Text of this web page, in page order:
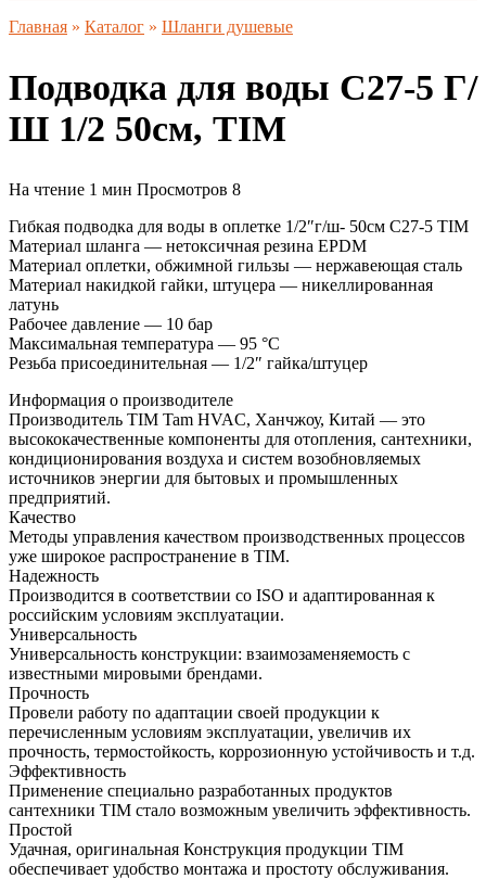
Главная » Каталог » Шланги душевые
Подводка для воды C27-5 Г/
Ш 1/2 50см, TIM
На чтение 1 мин Просмотров 8
Гибкая подводка для воды в оплетке 1/2″г/ш- 50см C27-5 TIM
Материал шланга — нетоксичная резина EPDM
Материал оплетки, обжимной гильзы — нержавеющая сталь
Материал накидкой гайки, штуцера — никеллированная
латунь
Рабочее давление — 10 бар
Максимальная температура — 95 °С
Резьба присоединительная — 1/2″ гайка/штуцер
Информация о производителе
Производитель TIM Tam HVAC, Ханчжоу, Китай — это
высококачественные компоненты для отопления, сантехники,
кондиционирования воздуха и систем возобновляемых
источников энергии для бытовых и промышленных
предприятий.
Качество
Методы управления качеством производственных процессов
уже широкое распространение в TIM.
Надежность
Производится в соответствии со ISO и адаптированная к
российским условиям эксплуатации.
Универсальность
Универсальность конструкции: взаимозаменяемость с
известными мировыми брендами.
Прочность
Провели работу по адаптации своей продукции к
перечисленным условиям эксплуатации, увеличив их
прочность, термостойкость, коррозионную устойчивость и т.д.
Эффективность
Применение специально разработанных продуктов
сантехники TIM стало возможным увеличить эффективность.
Простой
Удачная, оригинальная Конструкция продукции TIM
обеспечивает удобство монтажа и простоту обслуживания.